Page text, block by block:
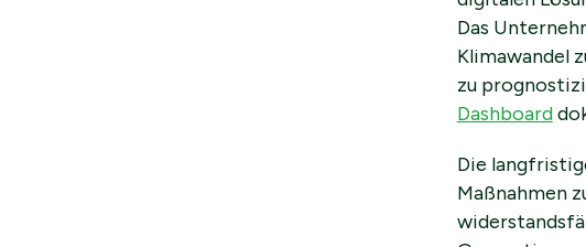
Das
Klimawandel
zu
Dashboard
Die
Maßnahmen